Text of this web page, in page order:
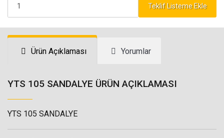
Teklif Listeme Ekle
Ürün Açıklaması Yorumlar
YTS 105 SANDALYE ÜRÜN AÇIKLAMASI
YTS 105 SANDALYE